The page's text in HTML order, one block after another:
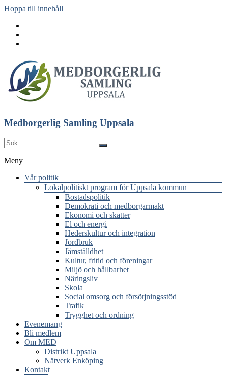
Hoppa till innehåll
Medborgerlig Samling Uppsala
Meny
Vår politik
Lokalpolitiskt program för Uppsala kommun
Bostadspolitik
Demokrati och medborgarmakt
Ekonomi och skatter
El och energi
Hederskultur och integration
Jordbruk
Jämställdhet
Kultur, fritid och föreningar
Miljö och hållbarhet
Näringsliv
Skola
Social omsorg och försörjningsstöd
Trafik
Trygghet och ordning
Evenemang
Bli medlem
Om MED
Distrikt Uppsala
Nätverk Enköping
Kontakt